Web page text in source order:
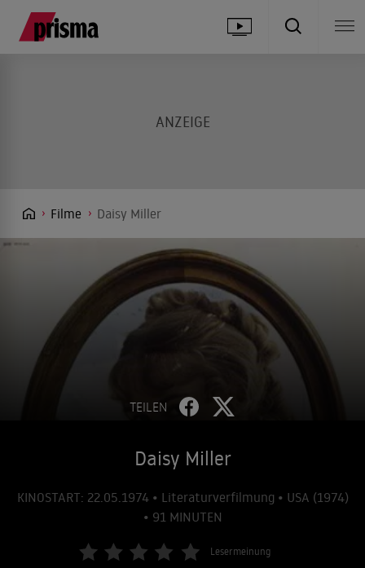
Filme Daisy Miller
TEILEN
Daisy Miller
KINOSTART: 22.05.1974 • Literaturverfilmung • USA (1974)
• 91 MINUTEN
Lesermeinung